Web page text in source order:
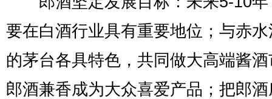
要在白酒行业具有重要地位；与赤
的茅台各具特色，共同做大高端酱
郎酒兼香成为大众喜爱产品；把郎